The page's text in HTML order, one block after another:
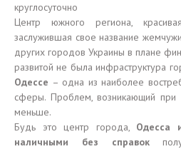
круглосуточно
Центр южного региона,
заслужившая свое название
других городов Украины в плане
развитой не была инфраструктура
Одессе – одна из наиболее
сферы. Проблем, возникающий при
меньше.
Будь это центр города, Одесса
наличными без справок